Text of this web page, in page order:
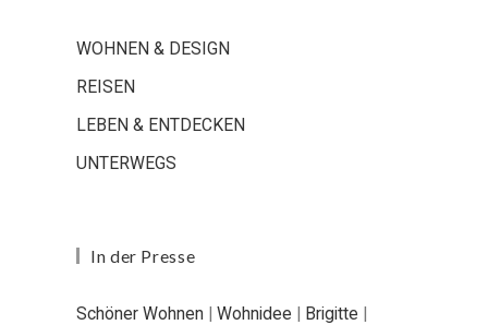
WOHNEN & DESIGN
REISEN
LEBEN & ENTDECKEN
UNTERWEGS
In der Presse
Schöner Wohnen | Wohnidee | Brigitte |